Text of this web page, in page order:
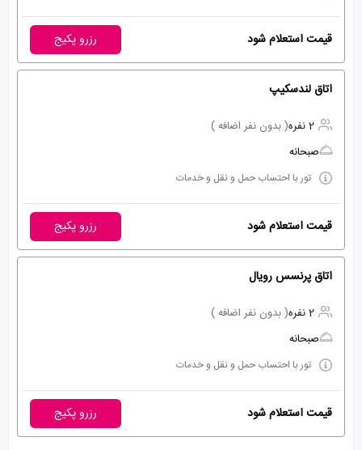
قیمت استعلام شود رزرو پکیج
اتاق لندسکیپ
2 نفره
( بدون نفر اضافه )
صبحانه
تور با احتساب حمل و نقل و خدمات
قیمت استعلام شود رزرو پکیج
اتاق پرنسس رویال
2 نفره
( بدون نفر اضافه )
صبحانه
تور با احتساب حمل و نقل و خدمات
قیمت استعلام شود رزرو پکیج